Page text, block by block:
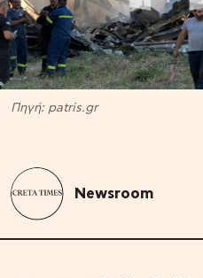
Πηγή: patris.gr
Newsroom